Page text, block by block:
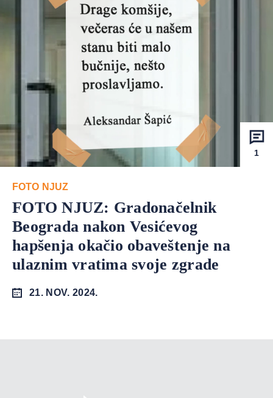
1
FOTO NJUZ
FOTO NJUZ: Gradonačelnik
Beograda nakon Vesićevog
hapšenja okačio obaveštenje na
ulaznim vratima svoje zgrade
21. NOV. 2024.